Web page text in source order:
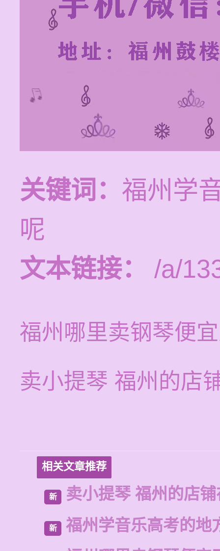
关键词： 福州学
呢
文本链接：
/a/
福州哪里卖钢琴便
卖小提琴 福州的店
相关文章推荐
新 卖小提琴 福州的店
新
福州学音乐高考的地